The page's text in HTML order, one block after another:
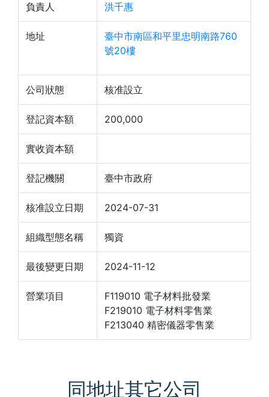
負責人 洪千惠
地址
臺中市南區和平里忠明南路760
號20樓
公司狀態 核准設立
登記資本額 200,000
實收資本額
登記機關 臺中市政府
核准設立日期 2024-07-31
組織型態名稱 獨資
最後變更日期 2024-11-12
營業項目
F119010 電子材料批發業
F219010 電子材料零售業
F213040 精密儀器零售業
同地址其它公司